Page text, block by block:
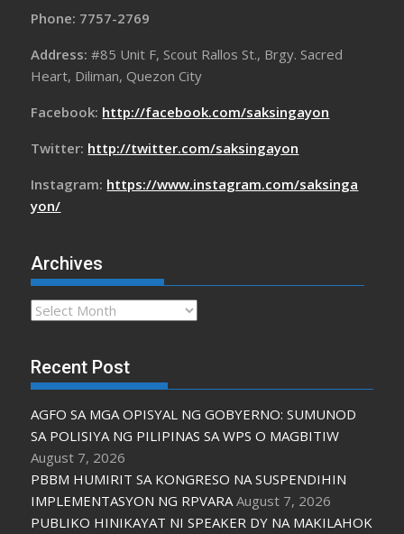
Phone: 7757-2769
Address:#85 Unit F, Scout Rallos St., Brgy. Sacred
Heart, Diliman, Quezon City
Facebook: http://facebook.com/saksingayon
Twitter: http://twitter.com/saksingayon
Instagram: https://www.instagram.com/saksinga
yon/
Archives
Archives
Recent Post
AGFO SA MGA OPISYAL NG GOBYERNO: SUMUNOD
SA POLISIYA NG PILIPINAS SA WPS O MAGBITIW
August 7, 2026
PBBM HUMIRIT SA KONGRESO NA SUSPENDIHIN
IMPLEMENTASYON NG RPVARA August 7, 2026
PUBLIKO HINIKAYAT NI SPEAKER DY NA MAKILAHOK